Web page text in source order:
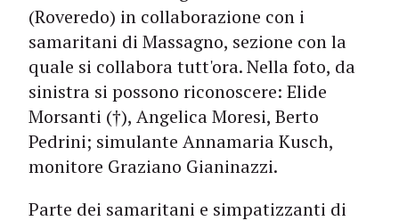
(Roveredo) in collaborazione con i
samaritani di Massagno, sezione con la
quale si collabora tutt'ora. Nella foto, da
sinistra si possono riconoscere: Elide
Morsanti (†), Angelica Moresi, Berto
Pedrini; simulante Annamaria Kusch,
monitore Graziano Gianinazzi.
Parte dei samaritani e simpatizzanti di